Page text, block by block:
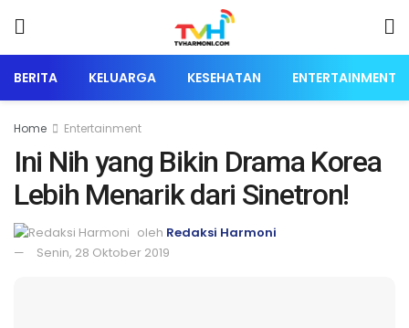
BERITA KELUARGA KESEHATAN ENTERTAINMENT
Home Entertainment
Ini Nih yang Bikin Drama Korea
Lebih Menarik dari Sinetron!
oleh Redaksi Harmoni
Senin, 28 Oktober 2019